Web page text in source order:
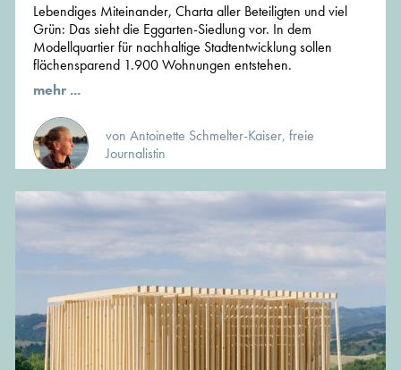
Lebendiges Miteinander, Charta aller Beteiligten und viel
Grün: Das sieht die Eggarten-Siedlung vor. In dem
Modellquartier für nachhaltige Stadtentwicklung sollen
flächensparend 1.900 Wohnungen entstehen.
mehr ...
von Antoinette Schmelter-Kaiser, freie
Journalistin